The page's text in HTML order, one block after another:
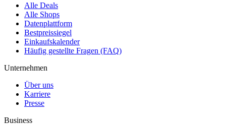
Alle Deals
Alle Shops
Datenplattform
Bestpreissiegel
Einkaufskalender
Häufig gestellte Fragen (FAQ)
Unternehmen
Über uns
Karriere
Presse
Business